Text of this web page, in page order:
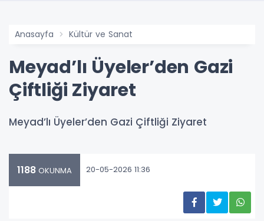
Anasayfa Kültür ve Sanat
Meyad’lı Üyeler’den Gazi
Çiftliği Ziyaret
Meyad’lı Üyeler’den Gazi Çiftliği Ziyaret
1188 OKUNMA 20-05-2026 11:36